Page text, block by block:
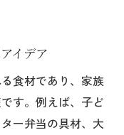
イデア
食材であり、家族
す。例えば、子ど
ー弁当の具材、大